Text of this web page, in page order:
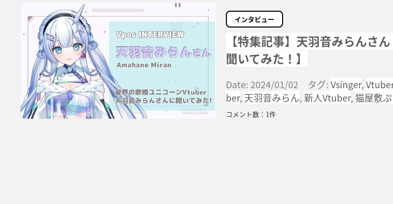
インタビュー
【特集記事】天羽音みらんさ
聞いてみた！】
Date: 2024/01/02 タグ:Vsinger,
ber, 天羽音みらん,新人Vtuber, 猫屋敷
コメント数：1件